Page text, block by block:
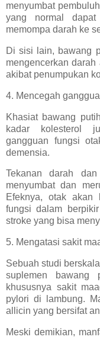
menyumbat
yang normal
memompa darah ke
Di sisi lain, bawang
mengencerkan
akibat penumpukan
4. Mencegah
Khasiat bawang
kadar kolesterol
gangguan fungsi
demensia.
Tekanan darah
menyumbat dan
Efeknya, otak akan
fungsi dalam
stroke yang bisa
5. Mengatasi sakit
Sebuah studi
suplemen bawang
khususnya sakit
pylori di lambung.
allicin yang bersifat
Meski demikian,